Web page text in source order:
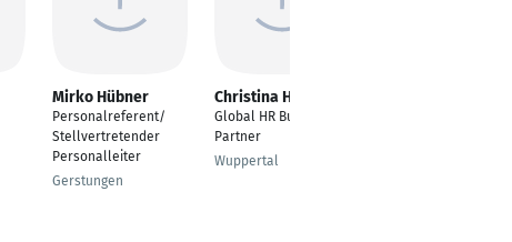
Mirko Hübner
Personalreferent/
Stellvertretender
Personalleiter
Gerstungen
Christina Holt
Global HR Business
Partner
Wuppertal